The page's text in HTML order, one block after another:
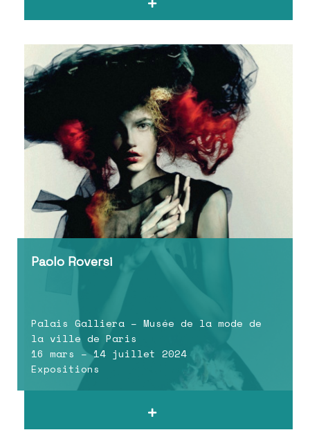
Paolo Roversi
Palais Galliera – Musée de la mode de
la ville de Paris
16 mars – 14 juillet 2024
Expositions